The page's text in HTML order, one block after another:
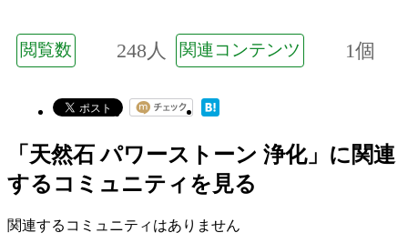
閲覧数 248人 関連コンテンツ 1個
「天然石 パワーストーン 浄化」に関連
するコミュニティを見る
関連するコミュニティはありません